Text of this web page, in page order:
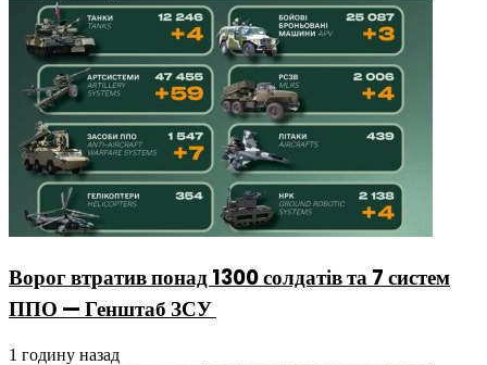
Ворог втратив понад 1300 солдатів та 7 систем
ППО — Генштаб ЗСУ
1 годину назад